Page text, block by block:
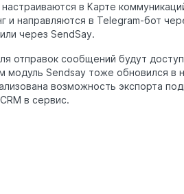
в Карте
и направляются в Telegram-бот
через SendSay.
отправок сообщений будут
модуль Sendsay тоже обновился в
возможность экспорта
в сервис.